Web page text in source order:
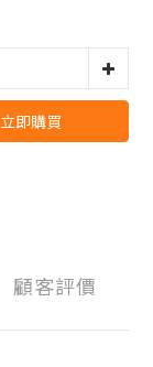
立即購買
顧客評價